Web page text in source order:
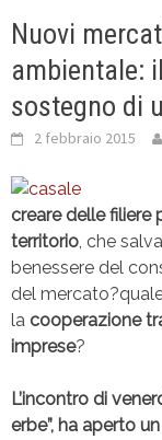
Nuovi
ambientale:
sostegno di
2 febbraio 2015
creare delle filiere
territorio, che
benessere del
del
la cooperazione
imprese?
L’incontro di
erbe”, ha aperto